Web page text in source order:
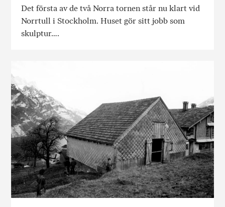
Det första av de två Norra tornen står nu klart vid
Norrtull i Stockholm. Huset gör sitt jobb som
skulptur….